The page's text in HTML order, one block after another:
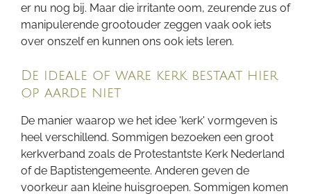
er nu nog bij. Maar die irritante oom, zeurende zus of
manipulerende grootouder zeggen vaak ook iets
over onszelf en kunnen ons ook iets leren.
De ideale of ware kerk bestaat hier
op aarde niet
De manier waarop we het idee 'kerk' vormgeven is
heel verschillend. Sommigen bezoeken een groot
kerkverband zoals de Protestantste Kerk Nederland
of de Baptistengemeente. Anderen geven de
voorkeur aan kleine huisgroepen. Sommigen komen